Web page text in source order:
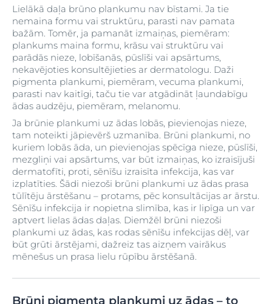
Lielākā daļa brūno plankumu nav bīstami. Ja tie
nemaina formu vai struktūru, parasti nav pamata
bažām. Tomēr, ja pamanāt izmaiņas, piemēram:
plankums maina formu, krāsu vai struktūru vai
parādās nieze, lobīšanās, pūslīši vai apsārtums,
nekavējoties konsultējieties ar dermatologu. Daži
pigmenta plankumi, piemēram, vecuma plankumi,
parasti nav kaitīgi, taču tie var atgādināt ļaundabīgu
ādas audzēju, piemēram, melanomu.
Ja brūnie plankumi uz ādas lobās, pievienojas nieze,
tam noteikti jāpievērš uzmanība. Brūni plankumi, no
kuriem lobās āda, un pievienojas spēcīga nieze, pūslīši,
mezgliņi vai apsārtums, var būt izmaiņas, ko izraisījuši
dermatofīti, proti, sēnīšu izraisīta infekcija, kas var
izplatīties. Šādi niezoši brūni plankumi uz ādas prasa
tūlītēju ārstēšanu – protams, pēc konsultācijas ar ārstu.
Sēnīšu infekcija ir nopietna slimība, kas ir lipīga un var
aptvert lielas ādas daļas. Diemžēl brūni niezoši
plankumi uz ādas, kas rodas sēnīšu infekcijas dēļ, var
būt grūti ārstējami, dažreiz tas aizņem vairākus
mēnešus un prasa lielu rūpību ārstēšanā.
Brūni pigmenta plankumi uz ādas – to